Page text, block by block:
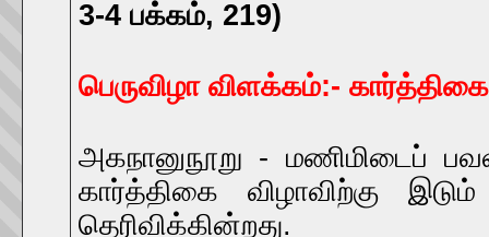
3-4 பக்கம், 219)
பெருவிழா விளக்கம்:-
அகநானுநூறு - மணிமிடைப்
கார்த்திகை விழாவிற்கு
தெரிவிக்கின்றது.